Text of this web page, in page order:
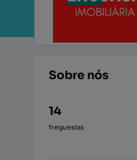
Sobre nós
14
freguesias